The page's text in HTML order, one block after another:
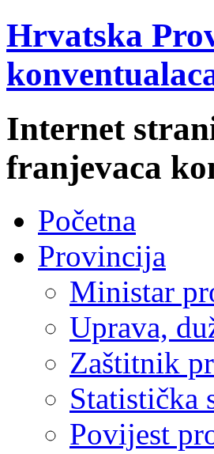
Hrvatska
Internet
franjevaca
Početna
Provincija
Ministar
Uprava,
Zaštitnik
Statistička
Povijest